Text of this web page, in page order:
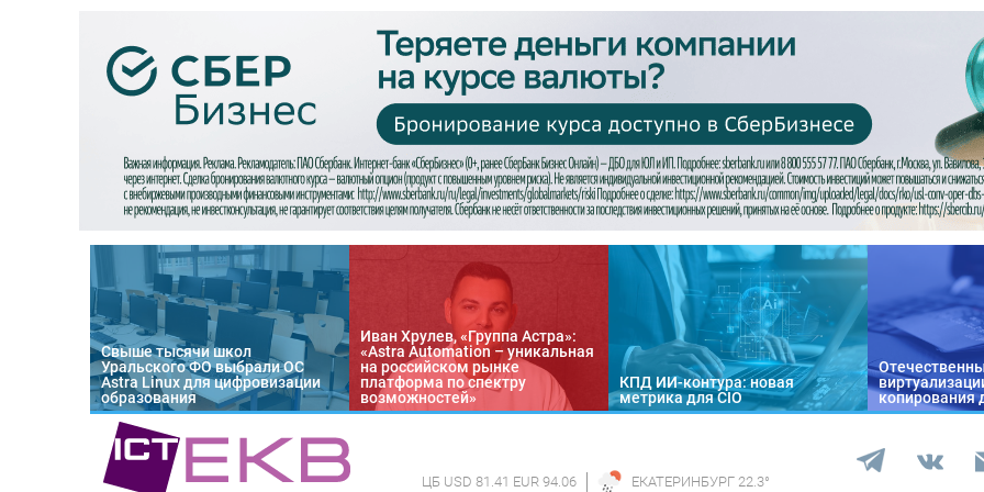
Свыше тысячи школ
Уральского ФО выбрали ОС
Astra Linux для цифровизации
образования
Иван Хрулев, «Группа Астра»:
«Astra Automation – уникальная
на российском рынке
платформа по спектру
возможностей»
КПД ИИ-контура: новая
метрика для CIO
копирования
ЦБ USD 81.41 EUR 94.06 ЕКАТЕРИНБУРГ 22.3°